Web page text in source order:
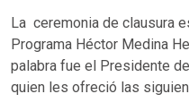
La ceremonia de clausura
Programa Héctor Medina
palabra fue el Presidente
quien les ofreció las